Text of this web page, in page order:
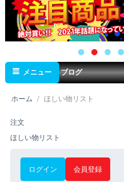
メニュー ブログ
ホーム / ほしい物リスト
注文
ほしい物リスト
ログイン 会員登録